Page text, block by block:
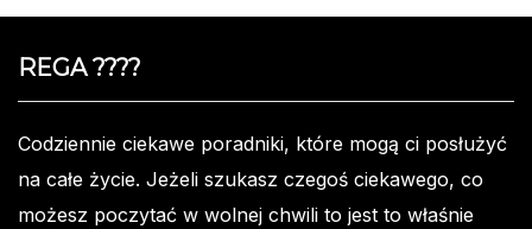
REGA ????️
Codziennie ciekawe poradniki, które mogą ci posłużyć
na całe życie. Jeżeli szukasz czegoś ciekawego, co
możesz poczytać w wolnej chwili to jest to właśnie